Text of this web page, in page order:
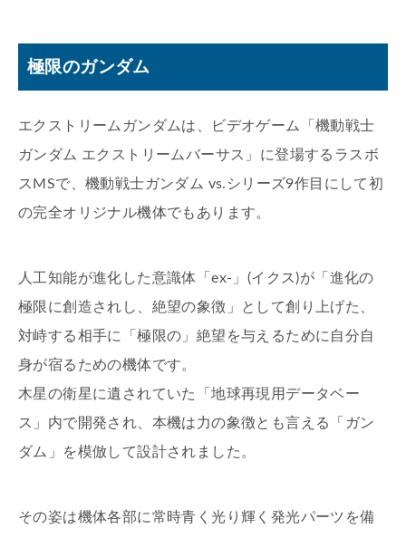
極限のガンダム
エクストリームガンダムは、ビデオゲーム「機動戦士
ガンダム エクストリームバーサス」に登場するラスボ
スMSで、機動戦士ガンダム vs.シリーズ9作目にして初
の完全オリジナル機体でもあります。
人工知能が進化した意識体「ex-」(イクス)が「進化の
極限に創造されし、絶望の象徴」として創り上げた、
対峙する相手に「極限の」絶望を与えるために自分自
身が宿るための機体です。
木星の衛星に遺されていた「地球再現用データベー
ス」内で開発され、本機は力の象徴とも言える「ガン
ダム」を模倣して設計されました。
その姿は機体各部に常時青く光り輝く発光パーツを備